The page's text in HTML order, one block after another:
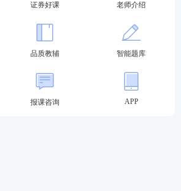
9:30-11:30
识》
《证券市场基本
法规》
《证券公司高级管理
法规》
证券好课 老师介绍
品质教辅 智能题库
报课咨询 APP